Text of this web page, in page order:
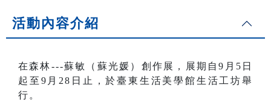
活動內容介紹
在森林---蘇敏（蘇光媛）創作展，展期自9月5日
起至9月28日止，於臺東生活美學館生活工坊舉
行。